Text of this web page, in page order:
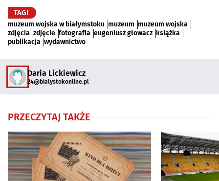
TAGI
muzeum wojska w białymstoku muzeum muzeum wojska
zdjęcia zdjęcie fotografia eugeniusz głowacz książka
publikacja wydawnictwo
Daria Lickiewicz
24@bialystokonline.pl
PRZECZYTAJ TAKŻE